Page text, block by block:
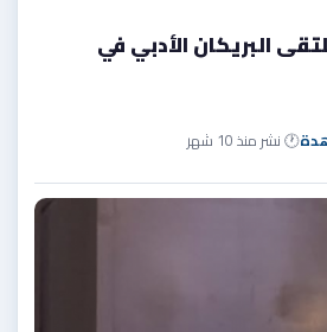
البريكان الأدبي في
🕐 نشر منذ 10 شهر